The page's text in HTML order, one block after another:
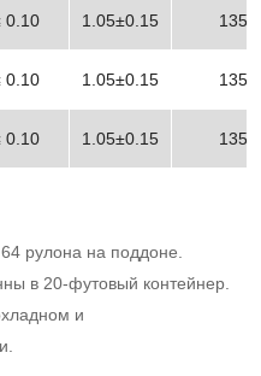
0.10 1.05±0.15
0.10 1.05±0.15
0.10 1.05±0.15
рулона на поддоне.
в 20-футовый контейнер.
и